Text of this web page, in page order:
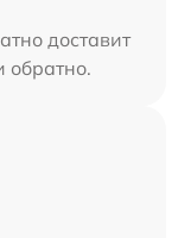
доставит
обратно.